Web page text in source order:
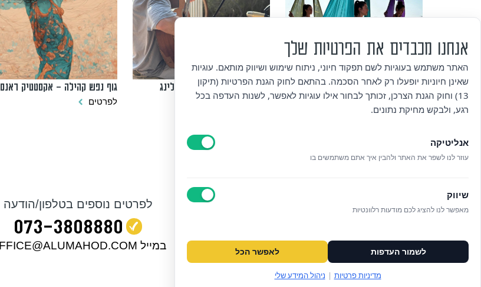
גוף נפש קהילה – יוגה ערסלים
בשקיעה
לפרטים
גוף נפש קהילה – סאונד הילינג
לפרטים
גוף נפש קהילה – אקסטטיק דאנס
לפרטים
מיסודה של הסוכנות היהודית לארץ ישראל בע״מ (חל״צ)
לפרטים נוספים בטלפון/הודעה
073‭-‬3808880
במייל OFFICE@ALUMAHOD.COM
אנחנו מכבדים את הפרטיות שלך
האתר משתמש בעוגיות לשם תפקוד חיוני, ניתוח שימוש ושיווק מותאם. עוגיות
שאינן חיוניות יופעלו רק לאחר הסכמה. בהתאם לחוק הגנת הפרטיות (תיקון
13) וחוק הגנת הצרכן, זכותך לבחור אילו עוגיות לאפשר, לשנות העדפה בכל
רגע, ולבקש מחיקת נתונים.
אנליטיקה
עוזר לנו לשפר את האתר ולהבין איך אתם משתמשים בו
שיווק
מאפשר לנו להציג לכם מודעות רלוונטיות
לשמור העדפות לאפשר הכל
מדיניות פרטיות | ניהול המידע שלי